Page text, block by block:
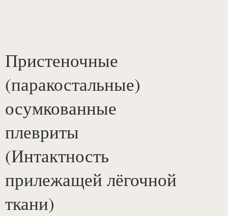
Пристеночные
(паракостальные)
осумкованные
плевриты
(Интактность
прилежащей лёгочной
ткани)